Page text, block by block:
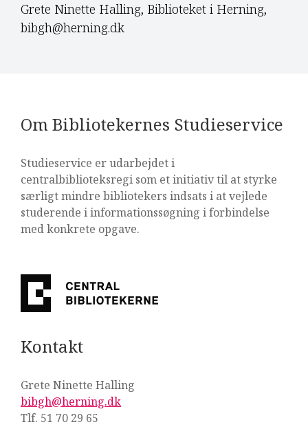
Grete Ninette Halling, Biblioteket i Herning,
bibgh@herning.dk
Om Bibliotekernes Studieservice
Studieservice er udarbejdet i
centralbiblioteksregi som et initiativ til at styrke
særligt mindre bibliotekers indsats i at vejlede
studerende i informationssøgning i forbindelse
med konkrete opgave.
Kontakt
Grete Ninette Halling
bibgh@herning.dk
Tlf. 51 70 29 65